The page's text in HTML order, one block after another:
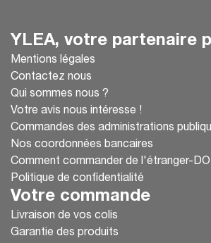
YLEA, votre partenaire
Mentions légales
Contactez nous
Qui sommes nous ?
Votre avis nous intéresse !
Commandes des administrations
Nos coordonnées bancaires
Comment commander de l'étranger-
Politique de confidentialité
Votre commande
Livraison de vos colis
Garantie des produits